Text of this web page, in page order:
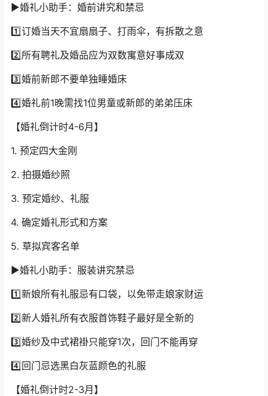
▶婚礼小助手：婚前讲究和禁忌
1️⃣订婚当天不宜扇扇子、打雨伞，有拆散之意
2️⃣所有聘礼及婚品应为双数寓意好事成双
3️⃣婚前新郎不要单独睡婚床
4️⃣婚礼前1晚需找1位男童或新郎的弟弟压床
【婚礼倒计时4-6月】
1. 预定四大金刚
2. 拍摄婚纱照
3. 预定婚纱、礼服
4. 确定婚礼形式和方案
5. 草拟宾客名单
▶婚礼小助手：服装讲究禁忌
1️⃣新娘所有礼服忌有口袋，以免带走娘家财运
2️⃣新人婚礼所有衣服首饰鞋子最好是全新的
3️⃣婚纱及中式裙褂只能穿1次，回门不能再穿
4️⃣回门忌选黑白灰蓝颜色的礼服
【婚礼倒计时2-3月】